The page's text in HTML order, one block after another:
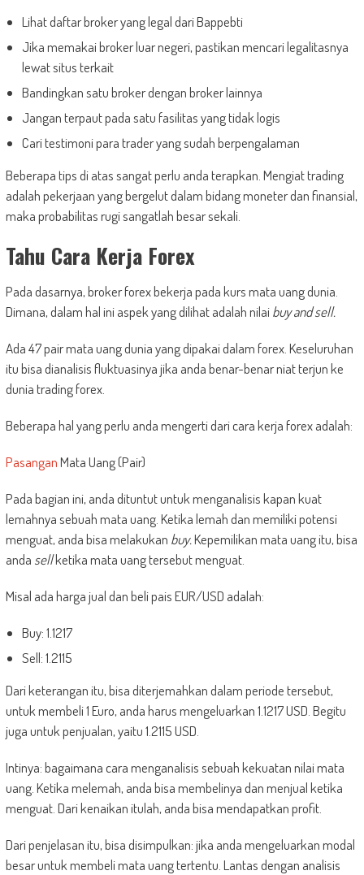
Lihat daftar broker yang legal dari Bappebti
Jika memakai broker luar negeri, pastikan mencari legalitasnya
lewat situs terkait
Bandingkan satu broker dengan broker lainnya
Jangan terpaut pada satu fasilitas yang tidak logis
Cari testimoni para trader yang sudah berpengalaman
Beberapa tips di atas sangat perlu anda terapkan. Mengiat trading
adalah pekerjaan yang bergelut dalam bidang moneter dan finansial,
maka probabilitas rugi sangatlah besar sekali.
Tahu Cara Kerja Forex
Pada dasarnya, broker forex bekerja pada kurs mata uang dunia.
Dimana, dalam hal ini aspek yang dilihat adalah nilaibuy and sell.
Ada 47 pair mata uang dunia yang dipakai dalam forex. Keseluruhan
itu bisa dianalisis fluktuasinya jika anda benar-benar niat terjun ke
dunia trading forex.
Beberapa hal yang perlu anda mengerti dari cara kerja forex adalah:
PasanganMata Uang (Pair)
Pada bagian ini, anda dituntut untuk menganalisis kapan kuat
lemahnya sebuah mata uang. Ketika lemah dan memiliki potensi
menguat, anda bisa melakukan buy.Kepemilikan mata uang itu, bisa
anda sellketika mata uang tersebut menguat.
Misal ada harga jual dan beli pais EUR/USD adalah:
Buy: 1.1217
Sell: 1.2115
Dari keterangan itu, bisa diterjemahkan dalam periode tersebut,
untuk membeli 1 Euro, anda harus mengeluarkan 1.1217 USD. Begitu
juga untuk penjualan, yaitu 1.2115 USD.
Intinya: bagaimana cara menganalisis sebuah kekuatan nilai mata
uang. Ketika melemah, anda bisa membelinya dan menjual ketika
menguat. Dari kenaikan itulah, anda bisa mendapatkan profit.
Dari penjelasan itu, bisa disimpulkan: jika anda mengeluarkan modal
besar untuk membeli mata uang tertentu. Lantas dengan analisis